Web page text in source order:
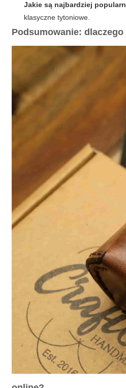
Jakie są najbardziej
klasyczne tytoniowe.
Podsumowanie: